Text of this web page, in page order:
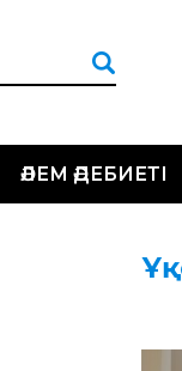
ӘЛЕМ ӘДЕБИЕТІ